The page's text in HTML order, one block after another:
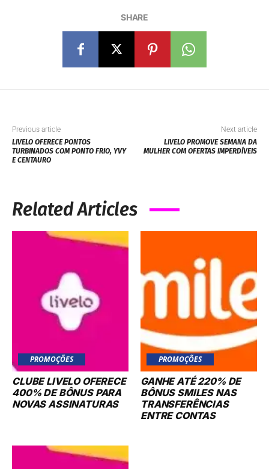
SHARE
Previous article
LIVELO OFERECE PONTOS
TURBINADOS COM PONTO FRIO, YVY
E CENTAURO
Next article
LIVELO PROMOVE SEMANA DA
MULHER COM OFERTAS IMPERDÍVEIS
Related Articles
PROMOÇÕES
CLUBE LIVELO OFERECE
400% DE BÔNUS PARA
NOVAS ASSINATURAS
PROMOÇÕES
GANHE ATÉ 220% DE
BÔNUS SMILES NAS
TRANSFERÊNCIAS
ENTRE CONTAS